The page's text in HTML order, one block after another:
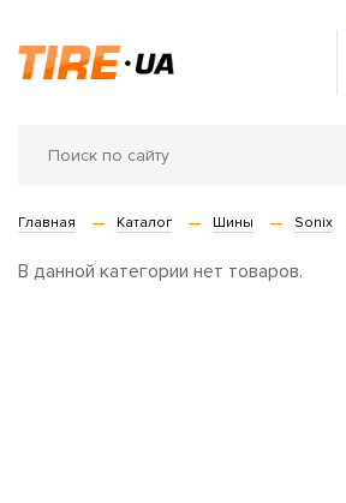
Главная Каталог Шины Sonix
В данной категории нет товаров.